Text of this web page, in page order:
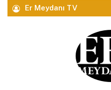
Er Meydanı TV